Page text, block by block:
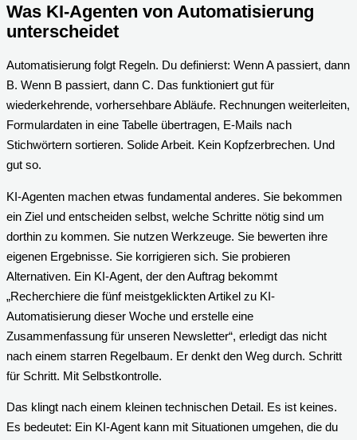
Was KI-Agenten von Automatisierung
unterscheidet
Automatisierung folgt Regeln. Du definierst: Wenn A passiert, dann
B. Wenn B passiert, dann C. Das funktioniert gut für
wiederkehrende, vorhersehbare Abläufe. Rechnungen weiterleiten,
Formulardaten in eine Tabelle übertragen, E-Mails nach
Stichwörtern sortieren. Solide Arbeit. Kein Kopfzerbrechen. Und
gut so.
KI-Agenten machen etwas fundamental anderes. Sie bekommen
ein Ziel und entscheiden selbst, welche Schritte nötig sind um
dorthin zu kommen. Sie nutzen Werkzeuge. Sie bewerten ihre
eigenen Ergebnisse. Sie korrigieren sich. Sie probieren
Alternativen. Ein KI-Agent, der den Auftrag bekommt
„Recherchiere die fünf meistgeklickten Artikel zu KI-
Automatisierung dieser Woche und erstelle eine
Zusammenfassung für unseren Newsletter“, erledigt das nicht
nach einem starren Regelbaum. Er denkt den Weg durch. Schritt
für Schritt. Mit Selbstkontrolle.
Das klingt nach einem kleinen technischen Detail. Es ist keines.
Es bedeutet: Ein KI-Agent kann mit Situationen umgehen, die du